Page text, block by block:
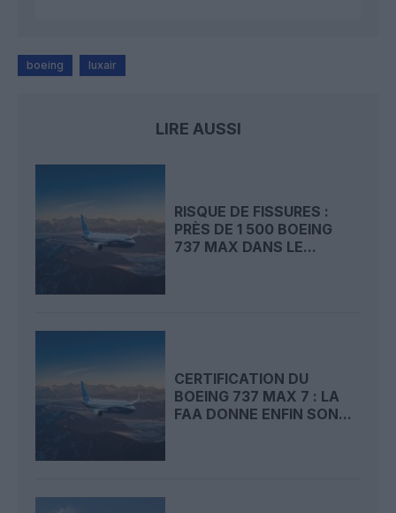
boeing luxair
LIRE AUSSI
RISQUE DE FISSURES :
PRÈS DE 1 500 BOEING
737 MAX DANS LE...
CERTIFICATION DU
BOEING 737 MAX 7 : LA
FAA DONNE ENFIN SON...